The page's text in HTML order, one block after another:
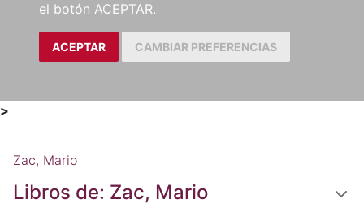
el botón ACEPTAR.
ACEPTAR CAMBIAR PREFERENCIAS
>
Zac, Mario
Libros de: Zac, Mario